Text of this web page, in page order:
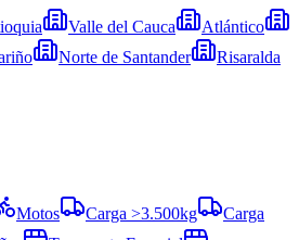
Valle del Cauca
Atlántico
Norte de Santander
Risaralda
Motos Carga >3.500kg
Carga